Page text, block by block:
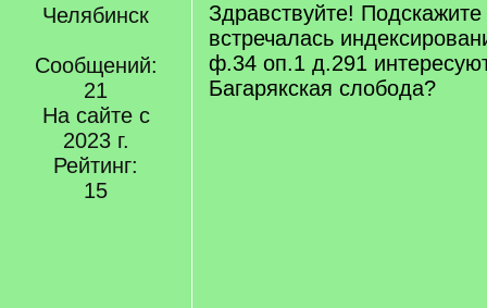
Челябинск
Сообщений:
21
На сайте с
2023 г.
Рейтинг:
15
Здравствуйте!
встречалась
ф.34 оп.1 д.291
Багарякская слобода?